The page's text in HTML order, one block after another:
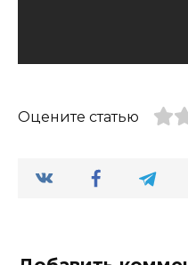
Оцените статью